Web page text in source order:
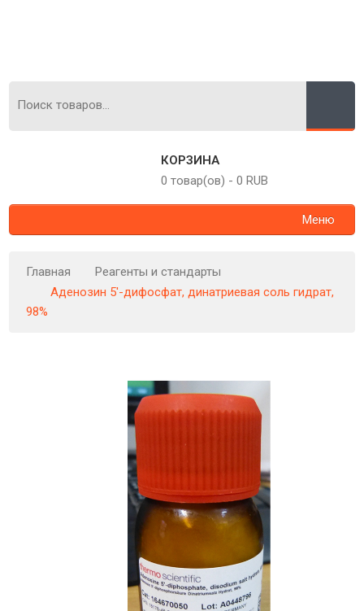
КОРЗИНА
0 товар(ов) - 0 RUB
Меню
Главная
Реагенты и стандарты
Аденозин 5'-дифосфат, динатриевая соль гидрат,
98%